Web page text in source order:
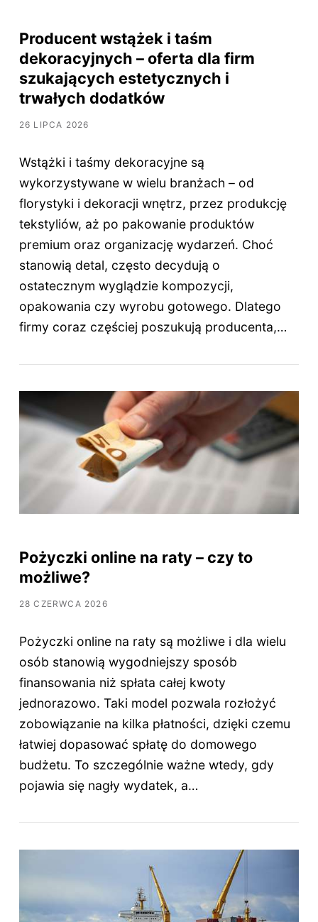
Producent wstążek i taśm
dekoracyjnych – oferta dla firm
szukających estetycznych i
trwałych dodatków
26 LIPCA 2026
Wstążki i taśmy dekoracyjne są
wykorzystywane w wielu branżach – od
florystyki i dekoracji wnętrz, przez produkcję
tekstyliów, aż po pakowanie produktów
premium oraz organizację wydarzeń. Choć
stanowią detal, często decydują o
ostatecznym wyglądzie kompozycji,
opakowania czy wyrobu gotowego. Dlatego
firmy coraz częściej poszukują producenta,…
Pożyczki online na raty – czy to
możliwe?
28 CZERWCA 2026
Pożyczki online na raty są możliwe i dla wielu
osób stanowią wygodniejszy sposób
finansowania niż spłata całej kwoty
jednorazowo. Taki model pozwala rozłożyć
zobowiązanie na kilka płatności, dzięki czemu
łatwiej dopasować spłatę do domowego
budżetu. To szczególnie ważne wtedy, gdy
pojawia się nagły wydatek, a…